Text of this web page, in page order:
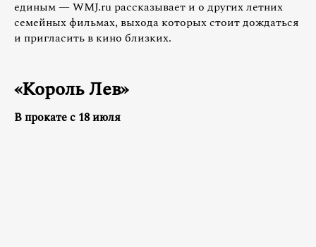
единым — WMJ.ru рассказывает и о других летних
семейных фильмах, выхода которых стоит дождаться
и пригласить в кино близких.
«Король Лев»
В прокате с 18 июля